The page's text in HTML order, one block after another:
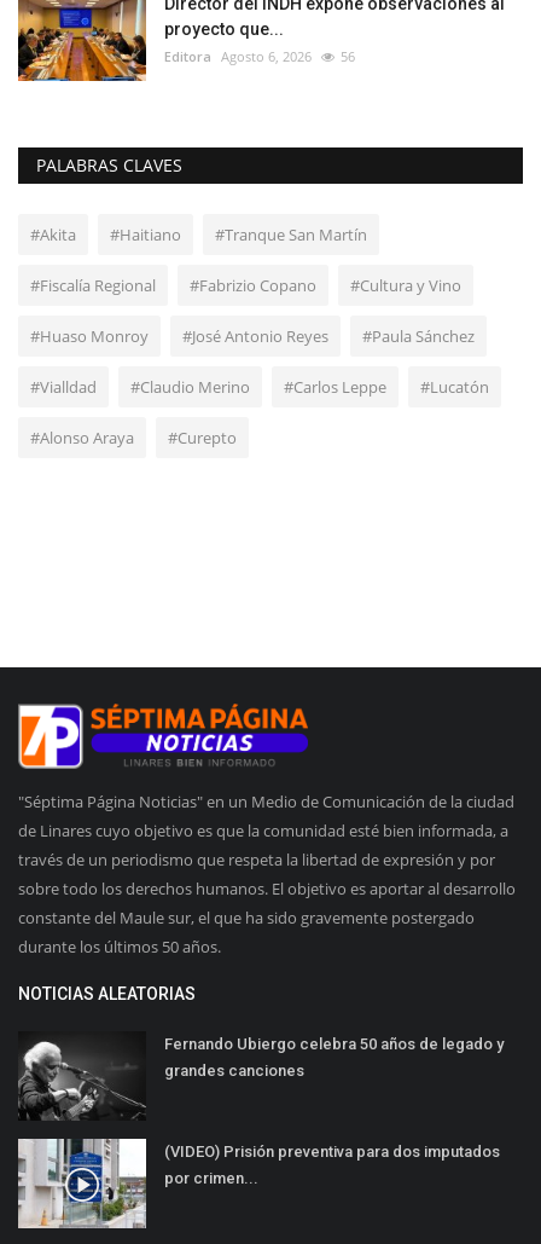
proyecto que...
Editora Agosto 6, 2026 56
PALABRAS CLAVES
#Akita #Haitiano #Tranque San Martín
#Fiscalía Regional #Fabrizio Copano #Cultura y Vino
#Huaso Monroy #José Antonio Reyes #Paula Sánchez
#Vialldad #Claudio Merino #Carlos Leppe #Lucatón
#Alonso Araya #Curepto
"Séptima Página Noticias" en un Medio de Comunicación de la ciudad
de Linares cuyo objetivo es que la comunidad esté bien informada, a
través de un periodismo que respeta la libertad de expresión y por
sobre todo los derechos humanos. El objetivo es aportar al desarrollo
constante del Maule sur, el que ha sido gravemente postergado
durante los últimos 50 años.
NOTICIAS ALEATORIAS
Fernando Ubiergo celebra 50 años de legado y
grandes canciones
(VIDEO) Prisión preventiva para dos imputados
por crimen...